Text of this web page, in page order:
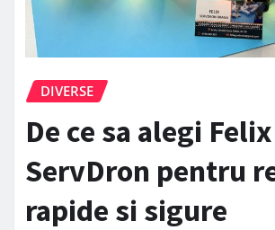
DIVERSE
De ce sa alegi Felix
ServDron pentru
rapide si sigure